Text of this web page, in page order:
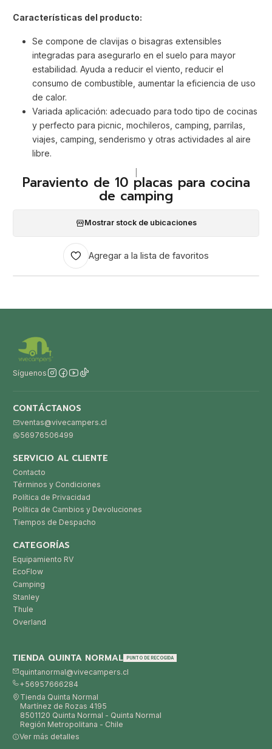
Características del producto:
Se compone de clavijas o bisagras extensibles
integradas para asegurarlo en el suelo para mayor
estabilidad. Ayuda a reducir el viento, reducir el
consumo de combustible, aumentar la eficiencia de uso
de calor.
Variada aplicación: adecuado para todo tipo de cocinas
y perfecto para picnic, mochileros, camping, parrilas,
viajes, camping, senderismo y otras actividades al aire
libre.
Paraviento de 10 placas para cocina
de camping
Mostrar stock de ubicaciones
Agregar a la lista de favoritos
Síguenos
CONTÁCTANOS
ventas@vivecampers.cl
56976506499
SERVICIO AL CLIENTE
Contacto
Términos y Condiciones
Política de Privacidad
Política de Cambios y Devoluciones
Tiempos de Despacho
CATEGORÍAS
Equipamiento RV
EcoFlow
Camping
Stanley
Thule
Overland
TIENDA QUINTA NORMAL PUNTO DE RECOGIDA
quintanormal@vivecampers.cl
+56957666284
Tienda Quinta Normal
Martínez de Rozas 4195
8501120 Quinta Normal - Quinta Normal
Región Metropolitana - Chile
Ver más detalles